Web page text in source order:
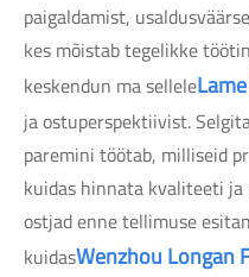
paigaldamist,
kes mõistab tegelikke
keskendun ma sellele
ja ostuperspektiivist.
paremini töötab, milliseid
kuidas hinnata kvaliteeti
ostjad enne tellimuse
kuidasWenzhou Longan